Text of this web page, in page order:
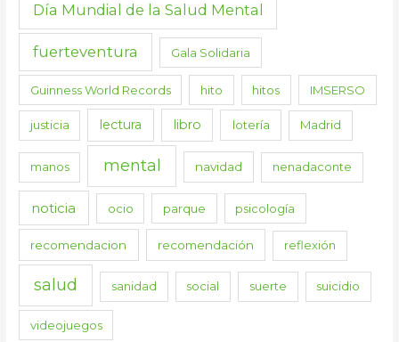
Día Mundial de la Salud Mental
fuerteventura Gala Solidaria
Guinness World Records hito hitos IMSERSO
justicia lectura libro lotería Madrid
manos mental navidad nenadaconte
noticia ocio parque psicología
recomendacion recomendación reflexión
salud sanidad social suerte suicidio
videojuegos